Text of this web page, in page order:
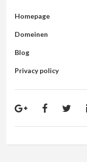
Homepage
Domeinen
Blog
Privacy policy